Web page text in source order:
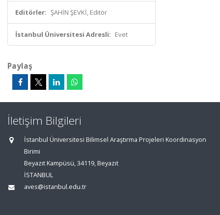
Editörler: ŞAHİN ŞEVKİ, Editör
İstanbul Üniversitesi Adresli: Evet
Paylaş
İletişim Bilgileri
İstanbul Üniversitesi Bilimsel Araştırma Projeleri Koordinasyon
Birimi
Beyazıt Kampüsü, 34119, Beyazıt
İSTANBUL
aves@istanbul.edu.tr